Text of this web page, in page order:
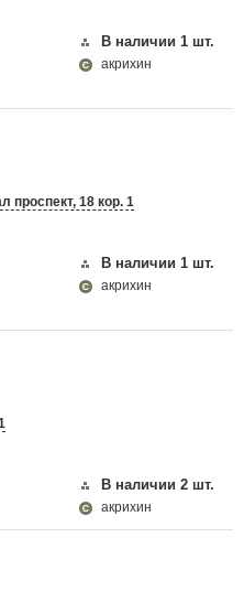
В наличии 1 шт.
акрихин
проспект, 18 кор. 1
В наличии 1 шт.
акрихин
В наличии 2 шт.
акрихин